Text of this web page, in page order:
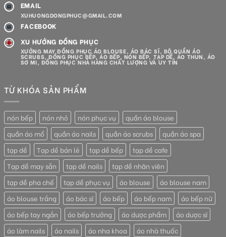
EMAIL
XUHUONGDONGPHUC@GMAIL.COM
FACEBOOK
XU HƯỚNG ĐỒNG PHỤC
XƯỞNG MAY ĐỒNG PHỤC ÁO BLOUSE, ÁO BÁC SĨ, BỘ QUẦN ÁO
SCRUBS, ĐỒNG PHỤC BẾP, ÁO BẾP, NÓN BẾP, TẠP DỀ, ÁO THUN, ÁO
SƠ MI, ĐỒNG PHỤC NHÀ HÀNG CHẤT LƯỢNG VÀ UY TÍN
TỪ KHÓA SẢN PHẨM
nón bếp nón nhỏ nón phục vụ
quần áo blouse
quần áo mổ
quần áo nails quần áo scrubs
quần áo spa
tạp dề
Tạp dề bán lẻ tạp dề bếp
tạp dề cafe
Tạp dề may sẵn
tạp dề nails
tạp dề nhân viên
tạp dề pha chế
tạp dề phục vụ áo blouse
áo blouse nam
áo blouse trắng
áo bác sĩ áo bếp áo bếp nam
áo bếp nữ
áo bếp tay ngắn
áo bếp trưởng áo dược phẩm
áo dược sĩ
áo làm nails
áo nails áo nha khoa áo nhà thuốc